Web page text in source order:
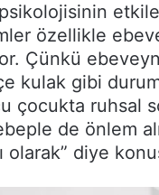
psikolojisinin
özellikle
Çünkü
kulak gibi
çocukta ruhsal
de önlem
olarak” diye